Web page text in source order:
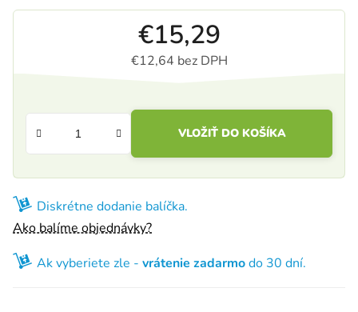
€15,29
€12,64 bez DPH
VLOŽIŤ DO KOŠÍKA
Diskrétne dodanie balíčka.
Ako balíme objednávky?
Ak vyberiete zle - vrátenie zadarmodo 30 dní.